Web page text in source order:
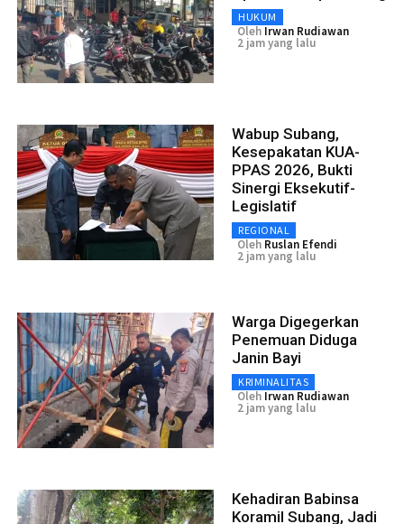
HUKUM
Oleh Irwan Rudiawan
2 jam yang lalu
Wabup Subang,
Kesepakatan KUA-
PPAS 2026, Bukti
Sinergi Eksekutif-
Legislatif
REGIONAL
Oleh Ruslan Efendi
2 jam yang lalu
Warga Digegerkan
Penemuan Diduga
Janin Bayi
KRIMINALITAS
Oleh Irwan Rudiawan
2 jam yang lalu
Kehadiran Babinsa
Koramil Subang, Jadi